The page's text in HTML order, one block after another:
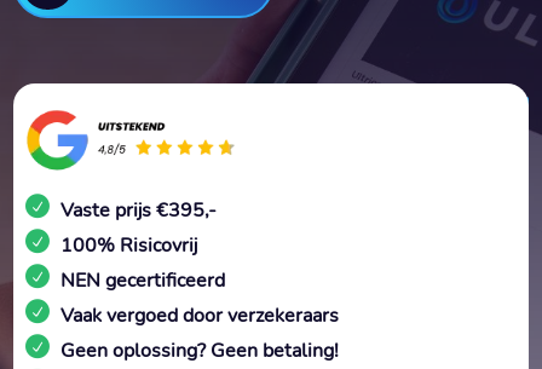
Vaste prijs €395,-
100% Risicovrij
NEN gecertificeerd
Vaak vergoed door verzekeraars
Geen oplossing? Geen betaling!